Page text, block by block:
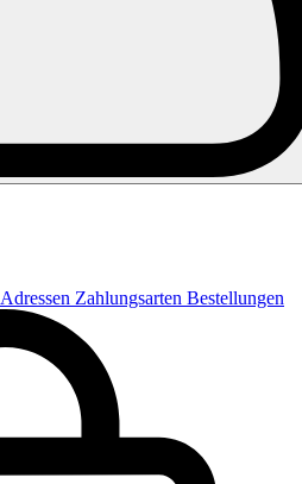
Adressen Zahlungsarten Bestellungen